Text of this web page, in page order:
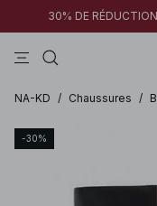
30% DE
NA-KD / Chaussures /
-30%